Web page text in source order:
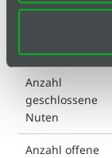
Anzahl
geschlossene
Nuten
Anzahl offene